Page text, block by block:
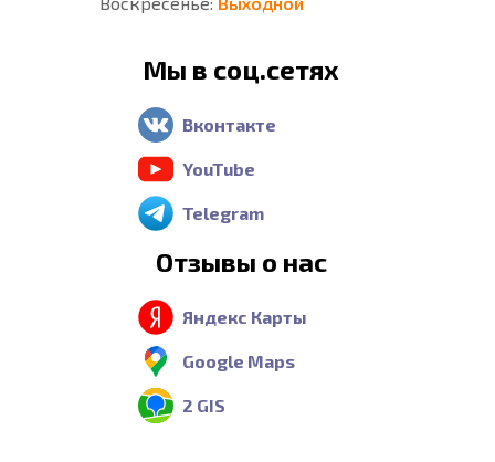
Мы в соц.сетях
Вконтакте
YouTube
Telegram
Отзывы о нас
Яндекс Карты
Google Maps
2 GIS